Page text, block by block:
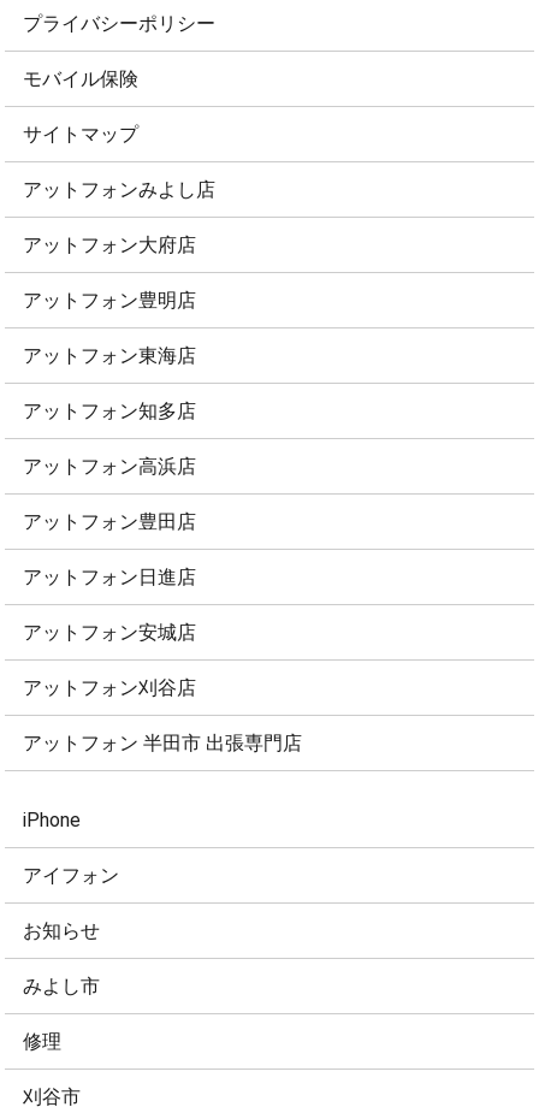
プライバシーポリシー
モバイル保険
サイトマップ
アットフォンみよし店
アットフォン大府店
アットフォン豊明店
アットフォン東海店
アットフォン知多店
アットフォン高浜店
アットフォン豊田店
アットフォン日進店
アットフォン安城店
アットフォン刈谷店
アットフォン 半田市 出張専門店
iPhone
アイフォン
お知らせ
みよし市
修理
刈谷市